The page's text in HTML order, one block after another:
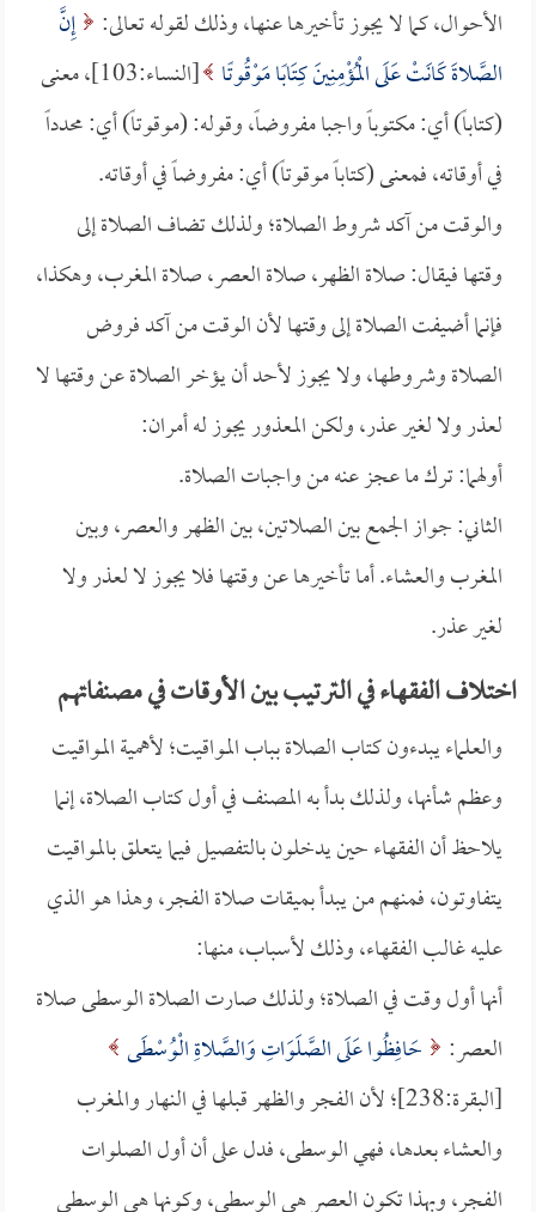
الأحوال، كما لا يجوز تأخيرها عنها، وذلك لقوله تعالى: إِنَّ
الصَّلاةَ كَانَتْ عَلَى الْمُؤْمِنِينَ كِتَابًا مَوْقُوتًا
[النساء:103]، معنى
(كتاباً) أي: مكتوباً واجبا مفروضاً، وقوله: (موقوتاً) أي: محدداً
في أوقاته، فمعنى (كتاباً موقوتاً) أي: مفروضاً في أوقاته.
والوقت من آكد شروط الصلاة؛ ولذلك تضاف الصلاة إلى
وقتها فيقال: صلاة الظهر، صلاة العصر، صلاة المغرب، وهكذا،
فإنما أضيفت الصلاة إلى وقتها لأن الوقت من آكد فروض
الصلاة وشروطها، ولا يجوز لأحد أن يؤخر الصلاة عن وقتها لا
لعذر ولا لغير عذر، ولكن المعذور يجوز له أمران:
أولهما: ترك ما عجز عنه من واجبات الصلاة.
الثاني: جواز الجمع بين الصلاتين، بين الظهر والعصر، وبين
المغرب والعشاء. أما تأخيرها عن وقتها فلا يجوز لا لعذر ولا
لغير عذر.
اختلاف الفقهاء في الترتيب بين الأوقات في مصنفاتهم
والعلماء يبدءون كتاب الصلاة بباب المواقيت؛ لأهمية المواقيت
وعظم شأنها، ولذلك بدأ به المصنف في أول كتاب الصلاة، إنما
يلاحظ أن الفقهاء حين يدخلون بالتفصيل فيما يتعلق بالمواقيت
يتفاوتون، فمنهم من يبدأ بميقات صلاة الفجر، وهذا هو الذي
عليه غالب الفقهاء، وذلك لأسباب، منها:
أنها أول وقت في الصلاة؛ ولذلك صارت الصلاة الوسطى صلاة
العصر:
حَافِظُوا عَلَى الصَّلَوَاتِ وَالصَّلاةِ الْوُسْطَى
[البقرة:238]؛ لأن الفجر والظهر قبلها في النهار والمغرب
والعشاء بعدها، فهي الوسطى، فدل على أن أول الصلوات
الفجر، وبهذا تكون العصر هي الوسطى، وكونها هي الوسطي